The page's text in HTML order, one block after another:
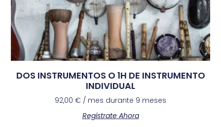
DOS INSTRUMENTOS O 1H DE INSTRUMENTO
INDIVIDUAL
92,00 € / mes durante 9 meses
Regístrate Ahora